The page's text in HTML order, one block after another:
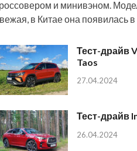
и минивэном.
в Китае она появилась в
Тест-драйв
Taos
27.04.2024
Тест-драйв
26.04.2024